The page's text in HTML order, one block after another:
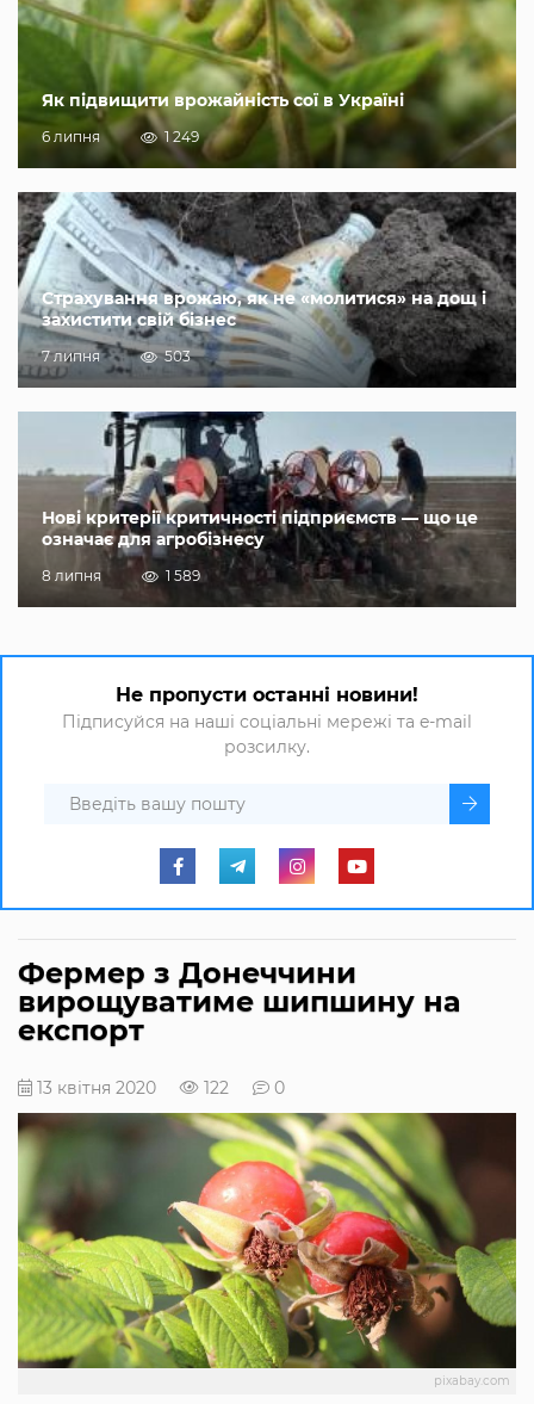
Як підвищити врожайність сої в Україні
6 липня 1 249
Страхування врожаю, як не «молитися» на дощ і
захистити свій бізнес
7 липня 503
Нові критерії критичності підприємств — що це
означає для агробізнесу
8 липня 1 589
Не пропусти останні новини!
Підписуйся на наші соціальні мережі та e-mail
розсилку.
Фермер з Донеччини
вирощуватиме шипшину на
експорт
13 квітня 2020 122 0
pixabay.com